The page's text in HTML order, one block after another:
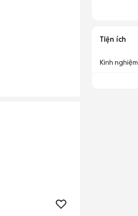
Tiện ích
Kinh nghiệm